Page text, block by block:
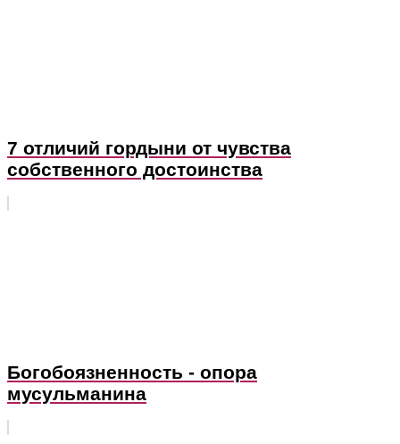
7 отличий гордыни от чувства
собственного достоинства
Богобоязненность - опора
мусульманина